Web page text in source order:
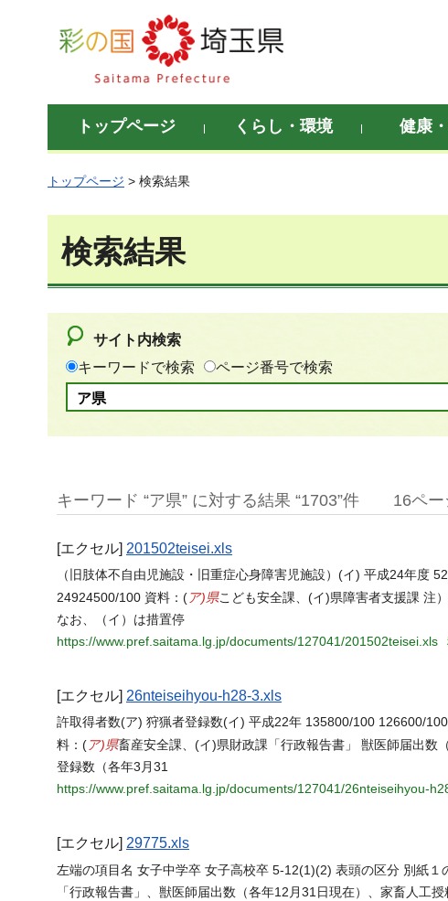
彩の国 埼玉県
トップページ くらし・環境 健康
トップページ > 検索結果
検索結果
サイト内検索
キーワードで検索
ページ番号で検索
キーワード “ア県” に対する結果 “1703”件 16ペー
[エクセル] 201502teisei.xls
（旧肢体不自由児施設・旧重症心身障害児施設）(イ) 平成24年
24924500/100 資料：( ア)県こども安全課、(イ)県障害者支援課 注
なお、（イ）は措置停
https://www.pref.saitama.lg.jp/documents/127041/201502teisei.xls
[エクセル] 26nteiseihyou-h28-3.xls
許取得者数(ア) 狩猟者登録数(イ) 平成22年 135800/100 126600/
料：( ア)県畜産安全課、(イ)県財政課「行政報告書」 獣医師届出数
登録数（各年3月31
https://www.pref.saitama.lg.jp/documents/127041/26nteiseihyou-
[エクセル] 29775.xls
左端の項目名 女子中学卒 女子高校卒 5-12(1)(2) 表頭の区分 別紙
「行政報告書」、獣医師届出数（各年12月31日現在）、家畜人工